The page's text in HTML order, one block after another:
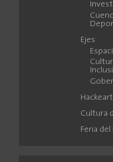
Ejes
Cultura
Feria